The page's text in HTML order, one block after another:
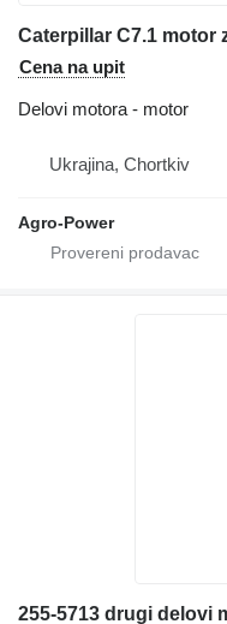
Cena na upit
Delovi motora - motor
Ukrajina, Chortkiv
Agro-Power